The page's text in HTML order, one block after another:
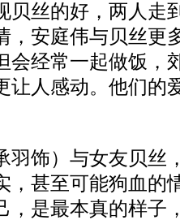
贝丝的好，两人走
，安庭伟与贝丝更
会经常一起做饭，
让人感动。他们的
饰）与女友贝丝
，甚至可能狗血的
，是最本真的样子